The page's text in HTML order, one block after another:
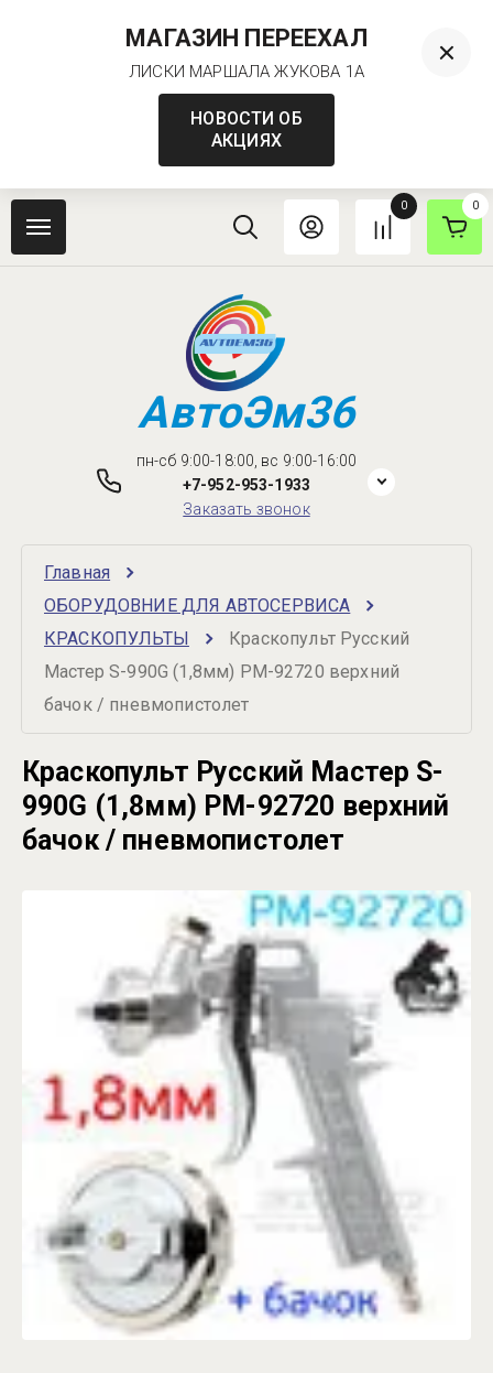
МАГАЗИН ПЕРЕЕХАЛ
ЛИСКИ МАРШАЛА ЖУКОВА 1А
НОВОСТИ ОБ
АКЦИЯХ
0
0
АвтоЭм36
пн-сб 9:00-18:00, вс 9:00-16:00
+7-952-953-1933
Заказать звонок
Главная
ОБОРУДОВНИЕ ДЛЯ АВТОСЕРВИСА
КРАСКОПУЛЬТЫ
Краскопульт Русский
Мастер S-990G (1,8мм) РМ-92720 верхний
бачок / пневмопистолет
Краскопульт Русский Мастер S-
990G (1,8мм) РМ-92720 верхний
бачок / пневмопистолет